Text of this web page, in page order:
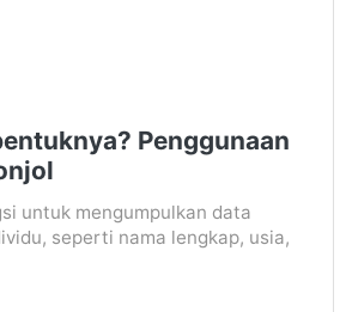
Penggunaan
untuk mengumpulkan data
seperti nama lengkap, usia,